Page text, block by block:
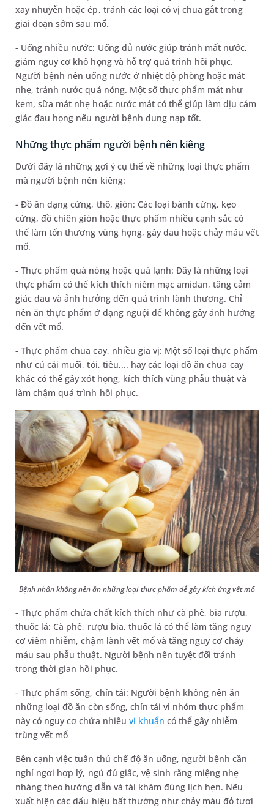
xay nhuyễn hoặc ép, tránh các loại có vị chua gắt trong
giai đoạn sớm sau mổ.
- Uống nhiều nước: Uống đủ nước giúp tránh mất nước,
giảm nguy cơ khô họng và hỗ trợ quá trình hồi phục.
Người bệnh nên uống nước ở nhiệt độ phòng hoặc mát
nhẹ, tránh nước quá nóng. Một số thực phẩm mát như
kem, sữa mát nhẹ hoặc nước mát có thể giúp làm dịu cảm
giác đau họng nếu người bệnh dung nạp tốt.
Những thực phẩm người bệnh nên kiêng
Dưới đây là những gợi ý cụ thể về những loại thực phẩm
mà người bệnh nên kiêng:
- Đồ ăn dạng cứng, thô, giòn: Các loại bánh cứng, kẹo
cứng, đồ chiên giòn hoặc thực phẩm nhiều cạnh sắc có
thể làm tổn thương vùng họng, gây đau hoặc chảy máu vết
mổ.
- Thực phẩm quá nóng hoặc quá lạnh: Đây là những loại
thực phẩm có thể kích thích niêm mạc amidan, tăng cảm
giác đau và ảnh hưởng đến quá trình lành thương. Chỉ
nên ăn thực phẩm ở dạng nguội để không gây ảnh hưởng
đến vết mổ.
- Thực phẩm chua cay, nhiều gia vị: Một số loại thực phẩm
như củ cải muối, tỏi, tiêu,... hay các loại đồ ăn chua cay
khác có thể gây xót họng, kích thích vùng phẫu thuật và
làm chậm quá trình hồi phục.
Bệnh nhân không nên ăn những loại thực phẩm dễ gây kích ứng vết mổ
- Thực phẩm chứa chất kích thích như cà phê, bia rượu,
thuốc lá: Cà phê, rượu bia, thuốc lá có thể làm tăng nguy
cơ viêm nhiễm, chậm lành vết mổ và tăng nguy cơ chảy
máu sau phẫu thuật. Người bệnh nên tuyệt đối tránh
trong thời gian hồi phục.
- Thực phẩm sống, chín tái: Người bệnh không nên ăn
những loại đồ ăn còn sống, chín tái vì nhóm thực phẩm
này có nguy cơ chứa nhiều vi khuẩn có thể gây nhiễm
trùng vết mổ
Bên cạnh việc tuân thủ chế độ ăn uống, người bệnh cần
nghỉ ngơi hợp lý, ngủ đủ giấc, vệ sinh răng miệng nhẹ
nhàng theo hướng dẫn và tái khám đúng lịch hẹn. Nếu
xuất hiện các dấu hiệu bất thường như chảy máu đỏ tươi